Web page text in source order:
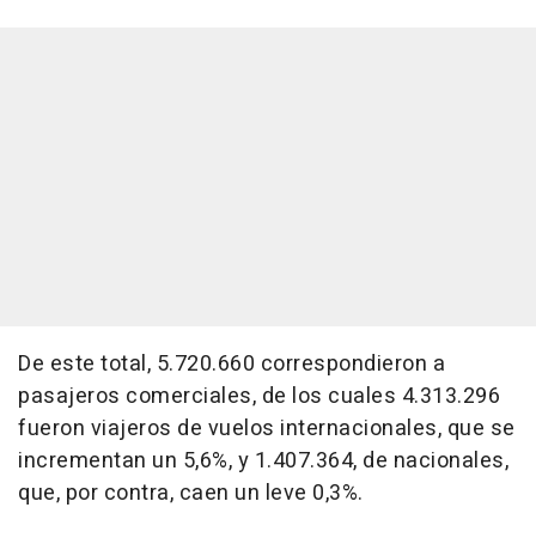
De este total, 5.720.660 correspondieron a
pasajeros comerciales, de los cuales 4.313.296
fueron viajeros de vuelos internacionales, que se
incrementan un 5,6%, y 1.407.364, de nacionales,
que, por contra, caen un leve 0,3%.